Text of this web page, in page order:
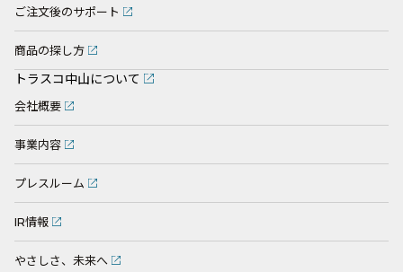
ご注文後のサポート
商品の探し方
トラスコ中山について
会社概要
事業内容
プレスルーム
IR情報
やさしさ、未来へ